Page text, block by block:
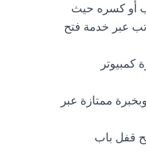
أو كسره حيث
عبر خدمة فتح
كمبيوتر
ممتازة عبر
قفل باب